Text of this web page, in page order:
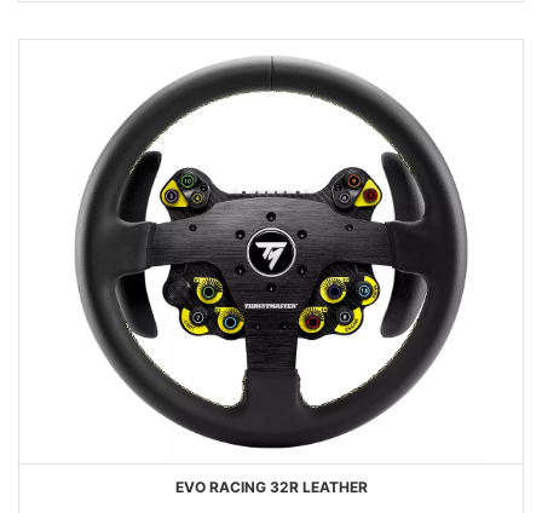
EVO RACING 32R LEATHER